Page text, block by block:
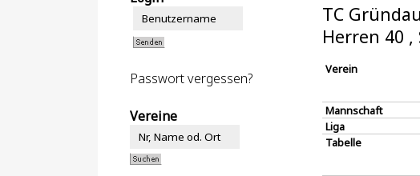
Passwort vergessen?
Vereine
TC
Herren 40 ,
Verein
Mannschaft
Liga
Tabelle